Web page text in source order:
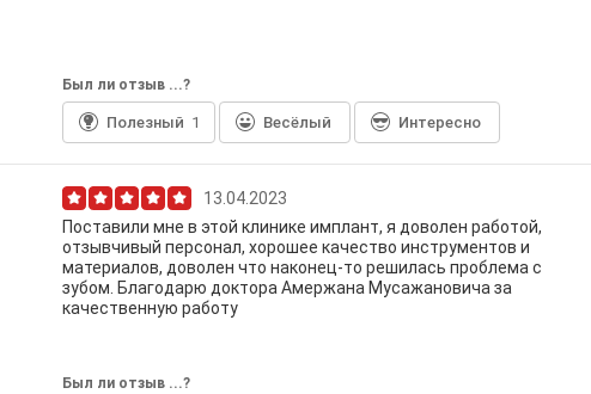
Был ли отзыв ...?
Полезный 1 Весёлый Интересно
13.04.2023
Поставили мне в этой клинике имплант, я доволен работой,
отзывчивый персонал, хорошее качество инструментов и
материалов, доволен что наконец-то решилась проблема с
зубом. Благодарю доктора Амержана Мусажановича за
качественную работу
Был ли отзыв ...?